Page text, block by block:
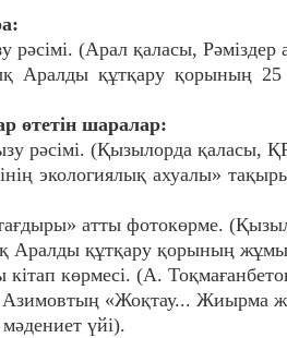
(Арал қаласы, Рәміздер
Аралды құтқару қорының
өтетін шаралар:
рәсімі. (Қызылорда қаласы,
экологиялық ахуалы»
атты фотокөрме.
құтқару қорының
көрмесі. (А.
«Жоқтау... Жиырма жыл
үйі).